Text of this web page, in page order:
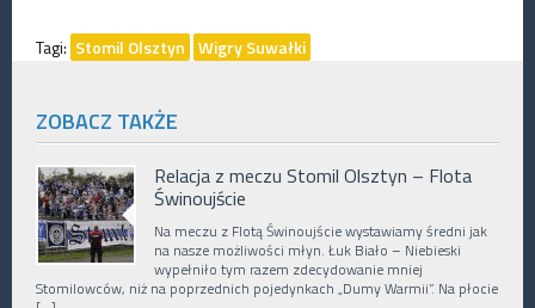
Tagi: Stomil Olsztyn Wigry Suwałki
ZOBACZ TAKŻE
Relacja z meczu Stomil Olsztyn – Flota
Świnoujście
Na meczu z Flotą Świnoujście wystawiamy średni jak
na nasze możliwości młyn. Łuk Biało – Niebieski
wypełniło tym razem zdecydowanie mniej
Stomilowców, niż na poprzednich pojedynkach „Dumy Warmii”. Na płocie